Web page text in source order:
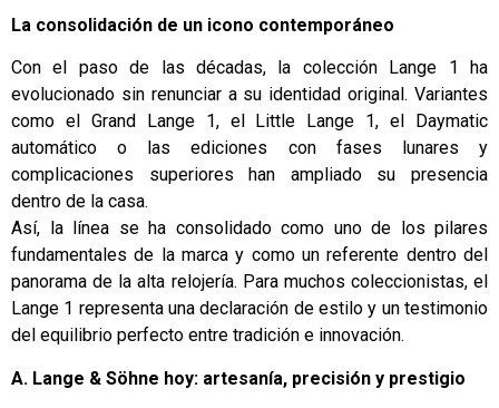
La consolidación de un icono contemporáneo
Con el paso de las décadas, la colección Lange 1 ha
evolucionado sin renunciar a su identidad original. Variantes
como el Grand Lange 1, el Little Lange 1, el Daymatic
automático o las ediciones con fases lunares y
complicaciones superiores han ampliado su presencia
dentro de la casa.
Así, la línea se ha consolidado como uno de los pilares
fundamentales de la marca y como un referente dentro del
panorama de la alta relojería. Para muchos coleccionistas, el
Lange 1 representa una declaración de estilo y un testimonio
del equilibrio perfecto entre tradición e innovación.
A. Lange & Söhne hoy: artesanía, precisión y prestigio